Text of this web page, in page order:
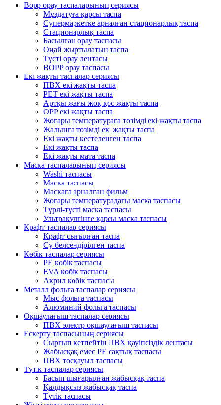
Bopp орау таспаларының сериясы
Мұздатуға қарсы таспа
Супермаркетке арналған стационарлық таспа
Стационарлық таспа
Басылған орау таспасы
Оңай жыртылатын таспа
Түсті орау лентасы
BOPP орау таспасы
Екі жақты таспалар сериясы
ПВХ екі жақты таспа
PET екі жақты таспа
Артқы жағы жоқ қос жақты таспа
OPP екі жақты таспа
Жоғары температураға төзімді екі жақты таспа
Жалынға төзімді екі жақты таспа
Екі жақты кестеленген таспа
Екі жақты таспа
Екі жақты мата таспа
Маска таспаларының сериясы
Washi таспасы
Маска таспасы
Маскаға арналған фильм
Жоғары температурадағы маска таспасы
Түрлі-түсті маска таспасы
Ультракүлгінге қарсы маска таспасы
Крафт таспалар сериясы
Крафт сығылған таспа
Су белсендірілген таспа
Көбік таспалар сериясы
PE көбік таспасы
EVA көбік таспасы
Акрил көбік таспасы
Металл фольга таспалар сериясы
Мыс фольга таспасы
Алюминий фольга таспасы
Оқшаулағыш таспалар сериясы
ПВХ электр оқшаулағыш таспасы
Ескерту таспасының сериясы
Сырғып кетпейтін ПВХ қауіпсіздік лентасы
Жабысқақ емес PE сақтық таспасы
ПВХ тосқауыл таспасы
Түтік таспалар сериясы
Басып шығарылған жабысқақ таспа
Қалдықсыз жабысқақ таспа
Түтік таспасы